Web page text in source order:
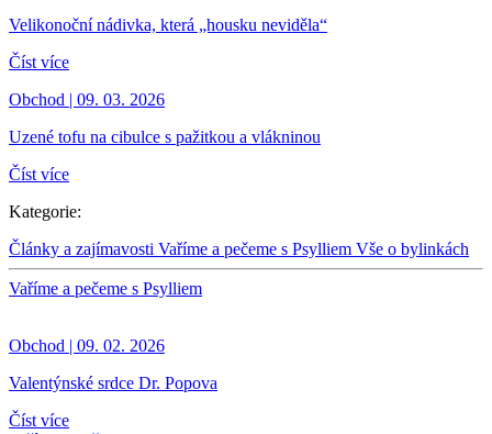
Velikonoční nádivka, která „housku neviděla“
Číst více
Obchod | 09. 03. 2026
Uzené tofu na cibulce s pažitkou a vlákninou
Číst více
Kategorie:
Články a zajímavosti Vaříme a pečeme s Psylliem Vše o bylinkách
Vaříme a pečeme s Psylliem
Obchod | 09. 02. 2026
Valentýnské srdce Dr. Popova
Číst více